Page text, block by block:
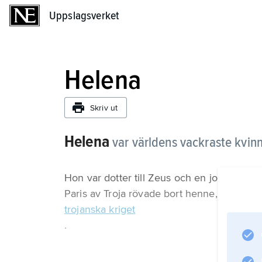
Uppslagsverket
Helena
Skriv ut
Helena var världens vackraste
Hon var dotter till Zeus och en jordisk
Paris av Troja rövade bort henne, och det
trojanska kriget
.